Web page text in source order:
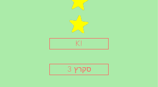
K!
סקרץ 3